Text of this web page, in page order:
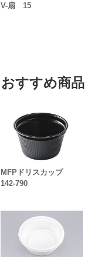
V-扇 15
おすすめ商品
MFPドリスカップ
142-790